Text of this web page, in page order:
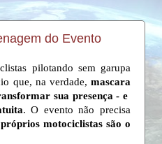
do Evento
pilotando sem garupa
que, na verdade,mascara
sua presença - e
. O evento não precisa
motociclistas são o